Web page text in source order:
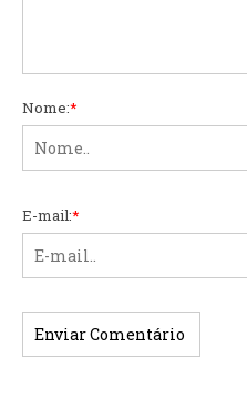
Nome:*
E-mail:*